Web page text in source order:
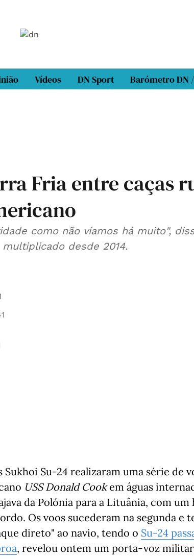
Vídeos DN Sport Barómetro DN
Fria entre caças
como não víamos há muito",
desde 2014.
Su-24 realizaram uma série de
USS Donald Cookem águas
da Polónia para a Lituânia, com
Os voos sucederam na segunda e
direto" ao navio, tendo o Su-24
, revelou ontem um porta-voz militar